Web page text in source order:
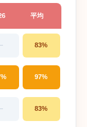
平均
83%
97%
83%